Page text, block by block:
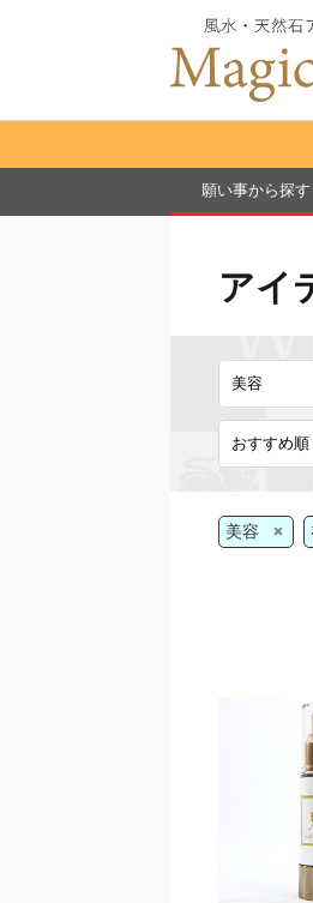
願い事から探す
アイ
美容 ×